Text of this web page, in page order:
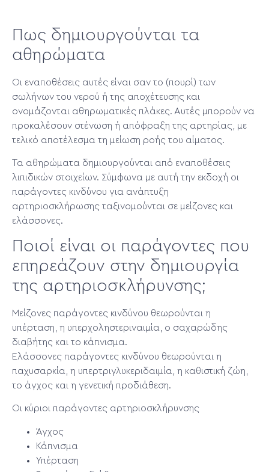
Πως δημιουργούνται τα
αθηρώματα
Οι εναποθέσεις αυτές είναι σαν το (πουρί) των
σωλήνων του νερού ή της αποχέτευσης και
ονομάζονται αθηρωματικές πλάκες. Αυτές μπορούν να
προκαλέσουν στένωση ή απόφραξη της αρτηρίας, με
τελικό αποτέλεσμα τη μείωση ροής του αίματος.
Τα αθηρώματα δημιουργούνται από εναποθέσεις
λιπιδικών στοιχείων. Σύμφωνα με αυτή την εκδοχή οι
παράγοντες κινδύνου για ανάπτυξη
αρτηριοσκλήρωσης ταξινομούνται σε μείζονες και
ελάσσονες.
Ποιοί είναι οι παράγοντες που
επηρεάζουν στην δημιουργία
της αρτηριοσκλήρυνσης;
Μείζονες παράγοντες κινδύνου θεωρούνται η
υπέρταση, η υπερχοληστεριναιμία, ο σαχαρώδης
διαβήτης και το κάπνισμα.
Ελάσσονες παράγοντες κινδύνου θεωρούνται η
παχυσαρκία, η υπερτριγλυκεριδαιμία, η καθιστική ζώη,
το άγχος και η γενετική προδιάθεση.
Οι κύριoι παράγοντες αρτηριοσκλήρυνσης
Άγχος
Κάπνισμα
Υπέρταση